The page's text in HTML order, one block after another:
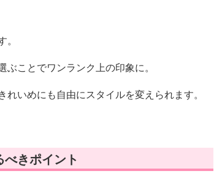
ことでワンランク上の印象に。
れいめにも自由にスタイルを変えられます。
きポイント